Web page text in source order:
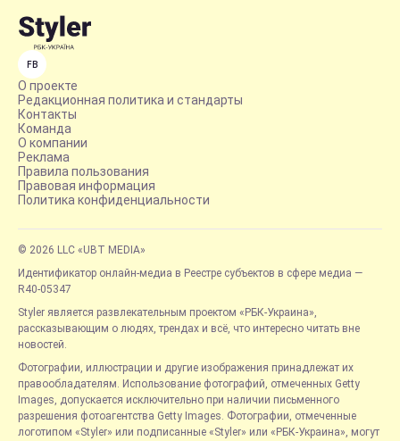
FB
О проекте
Редакционная политика и стандарты
Контакты
Команда
О компании
Реклама
Правила пользования
Правовая информация
Политика конфиденциальности
© 2026 LLC «UBT MEDIA»
Идентификатор онлайн-медиа в Реестре субъектов в сфере медиа —
R40-05347
Styler является развлекательным проектом «РБК-Украина»,
рассказывающим о людях, трендах и всё, что интересно читать вне
новостей.
Фотографии, иллюстрации и другие изображения принадлежат их
правообладателям. Использование фотографий, отмеченных Getty
Images, допускается исключительно при наличии письменного
разрешения фотоагентства Getty Images. Фотографии, отмеченные
логотипом «Styler» или подписанные «Styler» или «РБК-Украина», могут